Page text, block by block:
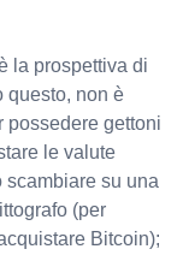
la prospettiva di
questo, non è
possedere gettoni
le valute
scambiare su una
(per
Bitcoin);